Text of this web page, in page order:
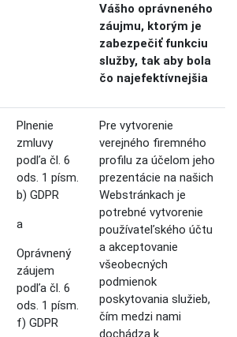
Vášho oprávneného
záujmu, ktorým je
zabezpečiť funkciu
služby, tak aby bola
čo najefektívnejšia
Plnenie
zmluvy
podľa čl. 6
ods. 1 písm.
b) GDPR
a
Oprávnený
záujem
podľa čl. 6
ods. 1 písm.
f) GDPR
Pre vytvorenie
verejného firemného
profilu za účelom jeho
prezentácie na našich
Webstránkach je
potrebné vytvorenie
používateľského účtu
a akceptovanie
všeobecných
podmienok
poskytovania služieb,
čím medzi nami
dochádza k